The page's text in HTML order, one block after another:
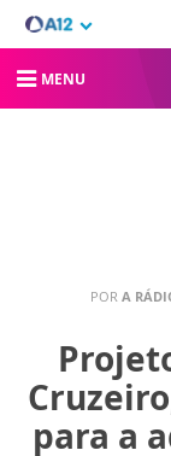
MENU
POR A
para a